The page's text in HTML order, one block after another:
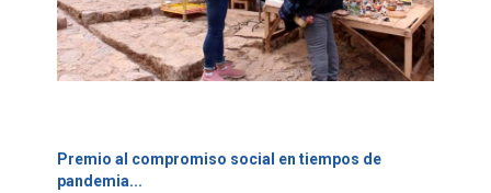
Premio al compromiso social en tiempos de
pandemia...